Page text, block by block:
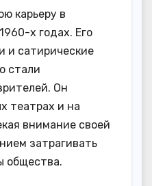
карьеру в
х годах. Его
и сатирические
стали
Он
театрах и на
внимание своей
затрагивать
общества.